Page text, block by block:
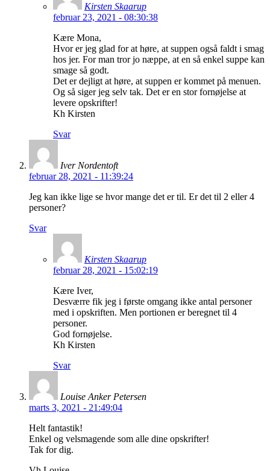
Kirsten Skaarup
februar 23, 2021 - 08:30:38
Kære Mona,
Hvor er jeg glad for at høre, at suppen også faldt i smag
hos jer. For man tror jo næppe, at en så enkel suppe kan
smage så godt.
Det er dejligt at høre, at suppen er kommet på menuen.
Og så siger jeg selv tak. Det er en stor fornøjelse at
levere opskrifter!
Kh Kirsten
Svar
Iver Nordentoft
februar 28, 2021 - 11:39:24
Jeg kan ikke lige se hvor mange det er til. Er det til 2 eller 4
personer?
Svar
Kirsten Skaarup
februar 28, 2021 - 15:02:19
Kære Iver,
Desværre fik jeg i første omgang ikke antal personer
med i opskriften. Men portionen er beregnet til 4
personer.
God fornøjelse.
Kh Kirsten
Svar
Louise Anker Petersen
marts 3, 2021 - 21:49:04
Helt fantastik!
Enkel og velsmagende som alle dine opskrifter!
Tak for dig.